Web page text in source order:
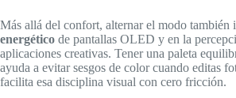
Más allá del confort, alternar el modo también
energético de pantallas OLED y en la
aplicaciones creativas. Tener una paleta
ayuda a evitar sesgos de color cuando editas
facilita esa disciplina visual con cero fricción.